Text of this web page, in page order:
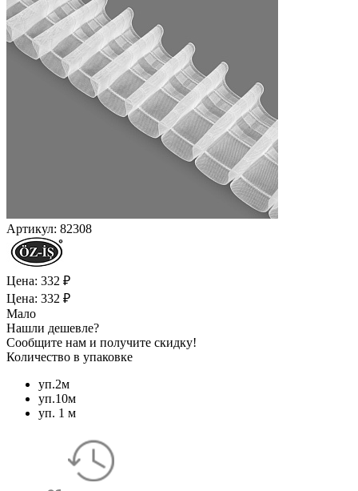
Артикул: 82308
Цена: 332 ₽
Цена: 332 ₽
Мало
Нашли дешевле?
Сообщите нам и получите скидку!
Количество в упаковке
уп.2м
уп.10м
уп. 1 м